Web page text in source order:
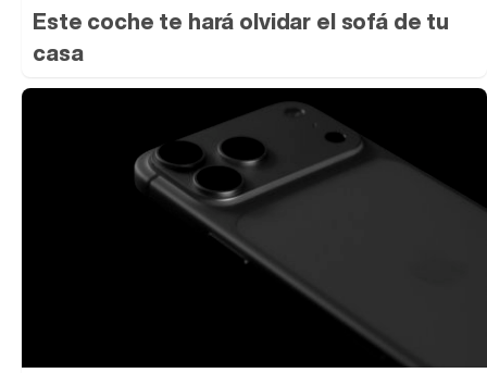
Este coche te hará olvidar el sofá de tu
casa